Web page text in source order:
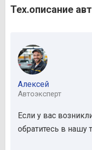
Тех.описание
Алексей
Автоэксперт
Если у вас
обратитесь в нашу